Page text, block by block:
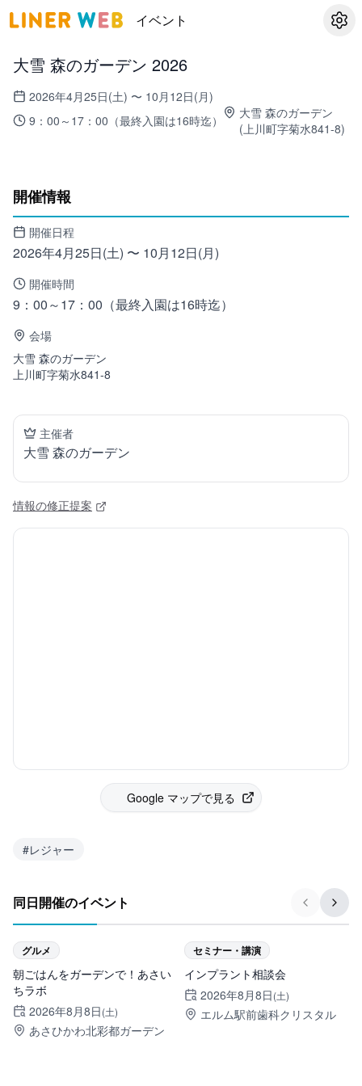
イベント 設定
大雪 森のガーデン 2026
2026年4月25日(土) 〜 10月12日(月)
9：00～17：00（最終入園は16時迄）
大雪 森のガーデン
(上川町字菊水841-8)
開催情報
開催日程
2026年4月25日(土) 〜 10月12日(月)
開催時間
9：00～17：00（最終入園は16時迄）
会場
大雪 森のガーデン
上川町字菊水841-8
主催者
大雪 森のガーデン
情報の修正提案
Google マップで見る
#レジャー
同日開催のイベント
旭川市
グルメ
朝ごはんをガーデンで！あさい
ちラボ
2026年8月8日(土)
あさひかわ北彩都ガーデン
旭川市
セミナー・講演
インプラント相談会
2026年8月8日(土)
エルム駅前歯科クリスタル